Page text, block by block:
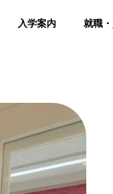
入学案内 就職